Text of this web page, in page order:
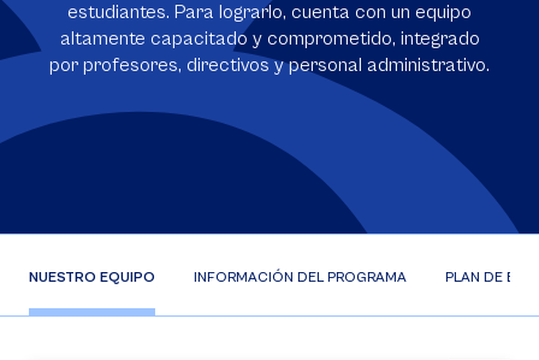
estudiantes. Para lograrlo, cuenta con un equipo
altamente capacitado y comprometido, integrado
por profesores, directivos y personal administrativo.
NUESTRO EQUIPO INFORMACIÓN DEL PROGRAMA PLAN DE